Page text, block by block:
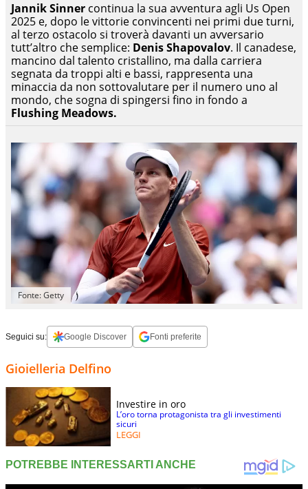
Jannik Sinner continua la sua avventura agli Us Open
2025 e, dopo le vittorie convincenti nei primi due turni,
al terzo ostacolo si troverà davanti un avversario
tutt’altro che semplice: Denis Shapovalov. Il canadese,
mancino dal talento cristallino, ma dalla carriera
segnata da troppi alti e bassi, rappresenta una
minaccia da non sottovalutare per il numero uno al
mondo, che sogna di spingersi fino in fondo a
Flushing Meadows.
Fonte: Getty
Seguici su: Google Discover Fonti preferite
Gioielleria Delfino
Investire in oro
L’oro torna protagonista tra gli investimenti
sicuri
LEGGI